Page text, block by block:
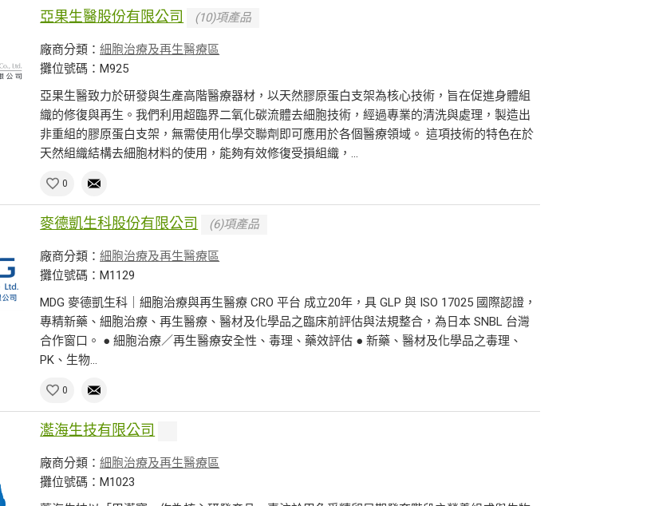
亞果生醫股份有限公司 (10)項產品
廠商分類：細胞治療及再生醫療區
攤位號碼：M925
亞果生醫致力於研發與生產高階醫療器材，以天然膠原蛋白支架為核心技術，旨在促進身體組
織的修復與再生。我們利用超臨界二氧化碳流體去細胞技術，經過專業的清洗與處理，製造出
非重組的膠原蛋白支架，無需使用化學交聯劑即可應用於各個醫療領域。 這項技術的特色在於
天然組織結構去細胞材料的使用，能夠有效修復受損組織，...
0
麥德凱生科股份有限公司 (6)項產品
廠商分類：細胞治療及再生醫療區
攤位號碼：M1129
MDG 麥德凱生科｜細胞治療與再生醫療 CRO 平台 成立20年，具 GLP 與 ISO 17025 國際認證，
專精新藥、細胞治療、再生醫療、醫材及化學品之臨床前評估與法規整合，為日本 SNBL 台灣
合作窗口。 ● 細胞治療／再生醫療安全性、毒理、藥效評估 ● 新藥、醫材及化學品之毒理、
PK、生物...
0
灆海生技有限公司
廠商分類：細胞治療及再生醫療區
攤位號碼：M1023